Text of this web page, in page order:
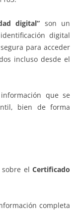
digital” son un
digital
para acceder
incluso desde el
que se
bien de forma
el Certificado
completa